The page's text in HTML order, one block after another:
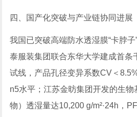
四、国产化突破与产业链协同进展
我国已突破高端防水透湿膜“卡脖
泰服装集团联合东华大学建成首条
试线，产品孔径变异系数CV＜
n5水平；江苏金昉集团开发的生
物）透湿量达10,200 g/m²·24h，